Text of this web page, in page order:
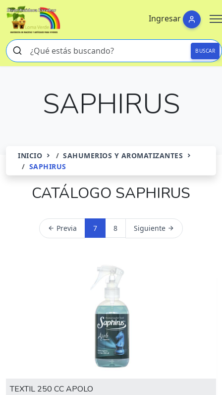
Ingresar
BUSCAR
SAPHIRUS
INICIO
SAHUMERIOS Y AROMATIZANTES
SAPHIRUS
CATÁLOGO SAPHIRUS
Previa 7 8 Siguiente
TEXTIL 250 CC APOLO